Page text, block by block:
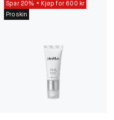
Spar 20%
Kjøp for 600 kr
Proskin